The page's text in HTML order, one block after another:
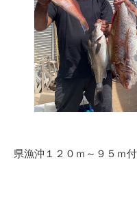
県漁沖１２０ｍ～９５ｍ